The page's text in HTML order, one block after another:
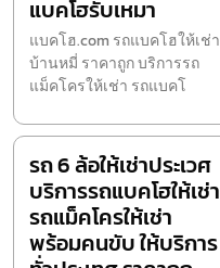
แบคโฮรับเหมา
แบคโฮ.com รถแบคโฮให้เช่า
บ้านหมี่ ราคาถูก บริการรถ
แม็คโครให้เช่า รถแบคโ
รถ 6 ล้อให้เช่าประเวศ
บริการรถแบคโฮให้เช่า
รถแม็คโครให้เช่า
พร้อมคนขับ ให้บริการ